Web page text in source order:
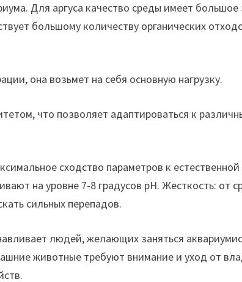
Для аргуса качество среды имеет
большому количеству органических
она возьмет на себя основную нагрузку.
что позволяет адаптироваться к
сходство параметров к
на уровне 7-8 градусов рН. Жесткость: от
сильных перепадов.
людей, желающих заняться
животные требуют внимание и уход от